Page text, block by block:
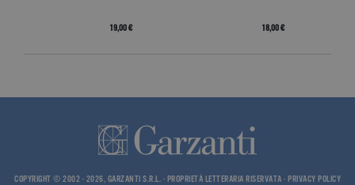
19,00 € 18,00 €
COPYRIGHT © 2002 - 2026, GARZANTI S.R.L. - PROPRIETÀ LETTERARIA RISERVATA - PRIVACY POLICY
raccolta di